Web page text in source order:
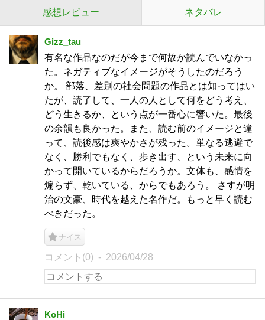
感想レビュー ネタバレ
Gizz_tau
有名な作品なのだが今まで何故か読んでいなかっ
た。ネガティブなイメージがそうしたのだろう
か。 部落、差別の社会問題の作品とは知ってはい
たが、読了して、一人の人として何をどう考え、
どう生きるか、という点が一番心に響いた。最後
の余韻も良かった。また、読む前のイメージと違
って、読後感は爽やかさが残った。単なる逃避で
なく、勝利でもなく、歩き出す、という未来に向
かって開いているからだろうか。文体も、感情を
煽らず、乾いている、からでもあろう。 さすが明
治の文豪、時代を越えた名作だ。もっと早く読む
べきだった。
ナイス
コメント(0) 2026/04/28
KoHi